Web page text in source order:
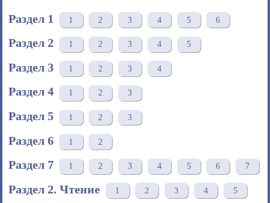
Раздел 1 1 2 3 4 5 6
Раздел 2 1 2 3 4 5
Раздел 3 1 2 3 4
Раздел 4 1 2 3
Раздел 5 1 2 3
Раздел 6 1 2
Раздел 7 1 2 3 4 5 6 7
Раздел 2. Чтение 1 2 3 4 5